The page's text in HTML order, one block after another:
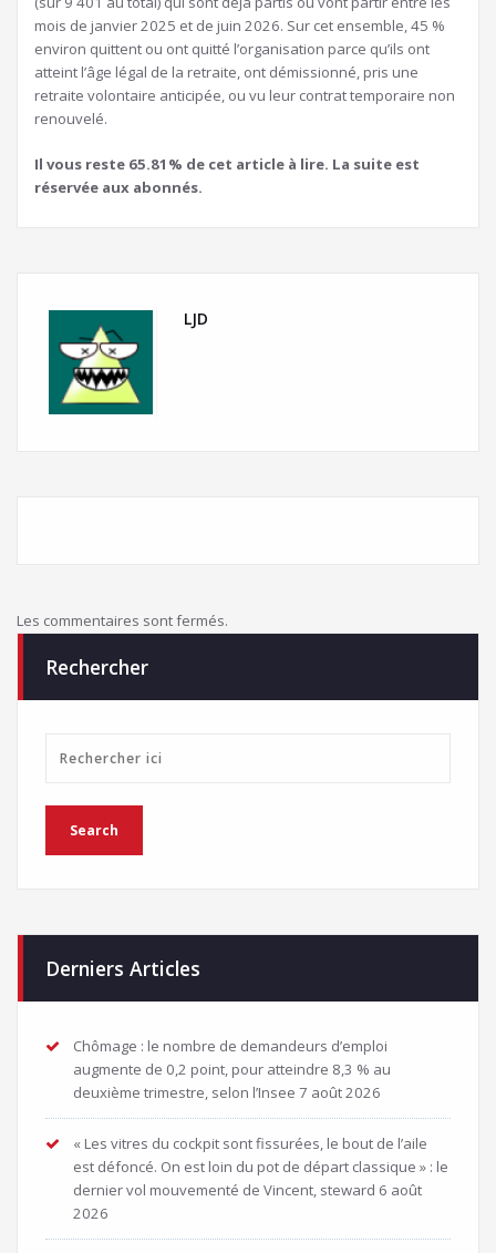
mois de janvier 2025 et de juin 2026. Sur cet ensemble, 45 %
environ quittent ou ont quitté l’organisation parce qu’ils ont
atteint l’âge légal de la retraite, ont démissionné, pris une
retraite volontaire anticipée, ou vu leur contrat temporaire non
renouvelé.
Il vous reste 65.81% de cet article à lire. La suite est
réservée aux abonnés.
LJD
Les commentaires sont fermés.
Rechercher
Derniers Articles
Chômage : le nombre de demandeurs d’emploi
augmente de 0,2 point, pour atteindre 8,3 % au
deuxième trimestre, selon l’Insee 7 août 2026
« Les vitres du cockpit sont fissurées, le bout de l’aile
est défoncé. On est loin du pot de départ classique » : le
dernier vol mouvementé de Vincent, steward 6 août
2026